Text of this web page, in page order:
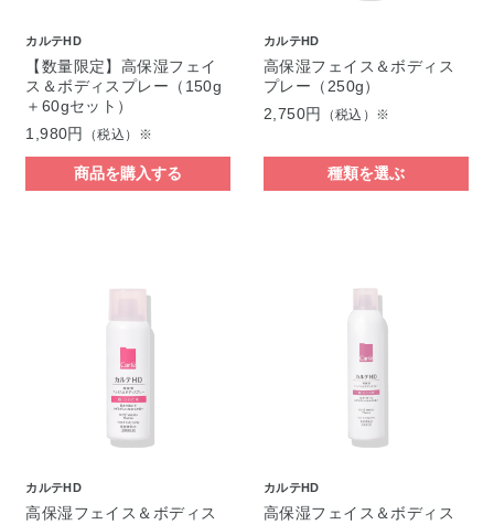
カルテHD
【数量限定】高保湿フェイ
ス＆ボディスプレー（150g
＋60gセット）
1,980円
（税込）※
商品を購入する
カルテHD
高保湿フェイス＆ボディス
プレー（250g）
2,750円
（税込）※
種類を選ぶ
カルテHD
高保湿フェイス＆ボディス
カルテHD
高保湿フェイス＆ボディス